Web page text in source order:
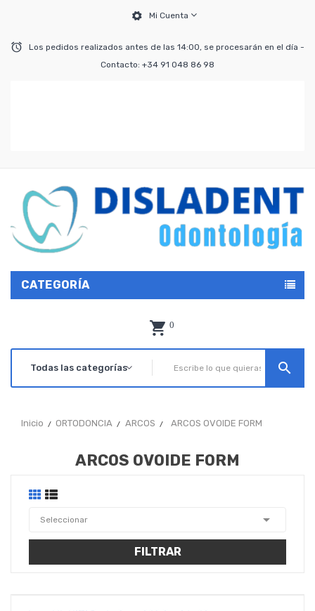
Mi Cuenta
Los pedidos realizados antes de las 14:00, se procesarán en el día -
Contacto: +34 91 048 86 98
CATEGORÍA
0
search
Inicio ORTODONCIA ARCOS ARCOS OVOIDE FORM
ARCOS OVOIDE FORM
Seleccionar 
FILTRAR